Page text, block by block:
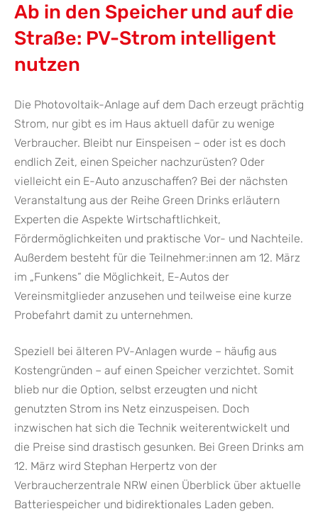
Ab in den Speicher und auf die
Straße: PV-Strom intelligent
nutzen
Die Photovoltaik-Anlage auf dem Dach erzeugt prächtig
Strom, nur gibt es im Haus aktuell dafür zu wenige
Verbraucher. Bleibt nur Einspeisen – oder ist es doch
endlich Zeit, einen Speicher nachzurüsten? Oder
vielleicht ein E-Auto anzuschaffen? Bei der nächsten
Veranstaltung aus der Reihe Green Drinks erläutern
Experten die Aspekte Wirtschaftlichkeit,
Fördermöglichkeiten und praktische Vor- und Nachteile.
Außerdem besteht für die Teilnehmer:innen am 12. März
im „Funkens“ die Möglichkeit, E-Autos der
Vereinsmitglieder anzusehen und teilweise eine kurze
Probefahrt damit zu unternehmen.
Speziell bei älteren PV-Anlagen wurde – häufig aus
Kostengründen – auf einen Speicher verzichtet. Somit
blieb nur die Option, selbst erzeugten und nicht
genutzten Strom ins Netz einzuspeisen. Doch
inzwischen hat sich die Technik weiterentwickelt und
die Preise sind drastisch gesunken. Bei Green Drinks am
12. März wird Stephan Herpertz von der
Verbraucherzentrale NRW einen Überblick über aktuelle
Batteriespeicher und bidirektionales Laden geben.